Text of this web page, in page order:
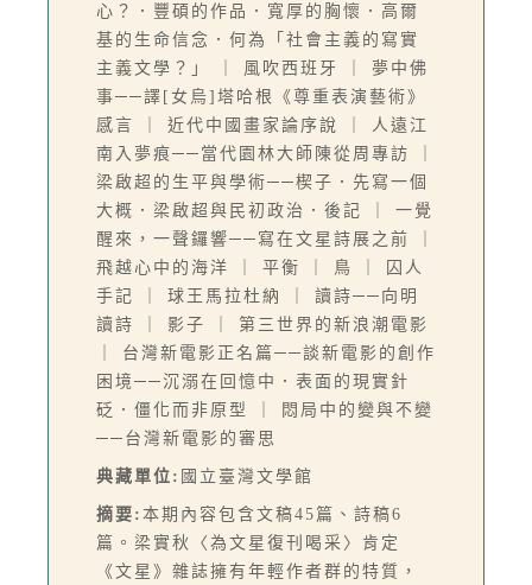
心？．豐碩的作品．寬厚的胸懷．高爾
基的生命信念．何為「社會主義的寫實
主義文學？」 ｜ 風吹西班牙 ｜ 夢中佛
事──譯[女烏]塔哈根《尊重表演藝術》
感言 ｜ 近代中國畫家論序說 ｜ 人遠江
南入夢痕──當代園林大師陳從周專訪 ｜
梁啟超的生平與學術──楔子．先寫一個
大概．梁啟超與民初政治．後記 ｜ 一覺
醒來，一聲鑼響──寫在文星詩展之前 ｜
飛越心中的海洋 ｜ 平衡 ｜ 鳥 ｜ 囚人
手記 ｜ 球王馬拉杜納 ｜ 讀詩──向明
讀詩 ｜ 影子 ｜ 第三世界的新浪潮電影
｜ 台灣新電影正名篇──談新電影的創作
困境──沉溺在回憶中．表面的現實針
砭．僵化而非原型 ｜ 悶局中的變與不變
──台灣新電影的審思
典藏單位: 國立臺灣文學館
摘要: 本期內容包含文稿45篇、詩稿6
篇。梁實秋〈為文星復刊喝采〉肯定
《文星》雜誌擁有年輕作者群的特質，